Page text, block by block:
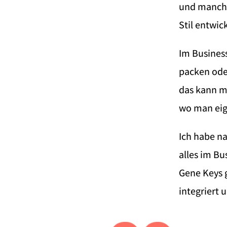
und
Stil
Im
packen
das kann
wo man
Ich habe
alles im
Gene
integriert